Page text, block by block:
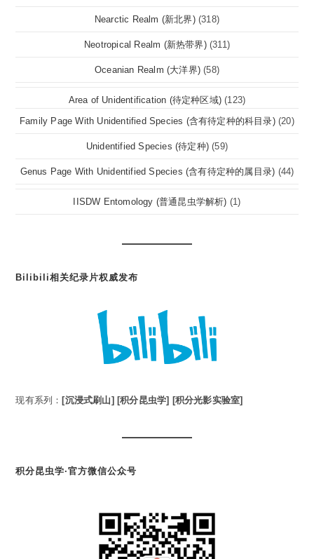
Nearctic Realm (新北界) (318)
Neotropical Realm (新热带界) (311)
Oceanian Realm (大洋界) (58)
Area of Unidentification (待定种区域) (123)
Family Page With Unidentified Species (含有待定种的科目录) (20)
Unidentified Species (待定种) (59)
Genus Page With Unidentified Species (含有待定种的属目录) (44)
IISDW Entomology (普通昆虫学解析) (1)
Bilibili相关纪录片权威发布
现有系列： [沉浸式刷山] [积分昆虫学] [积分光影实验室]
积分昆虫学·官方微信公众号